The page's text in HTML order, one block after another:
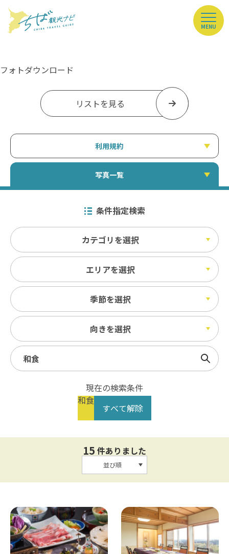
MENU
フォトダウンロード
リストを見る
利用規約
写真一覧
条件指定検索
カテゴリを選択
エリアを選択
季節を選択
向きを選択
検索
現在の検索条件
和食
すべて解除
15 件ありました
並び順